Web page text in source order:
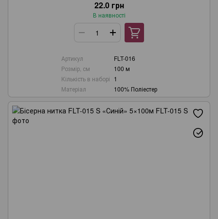
22.0 грн
В наявності
Артикул
FLT-016
Розмір, см
100 м
Кількість в наборі 1
Матеріал
100% Поліестер